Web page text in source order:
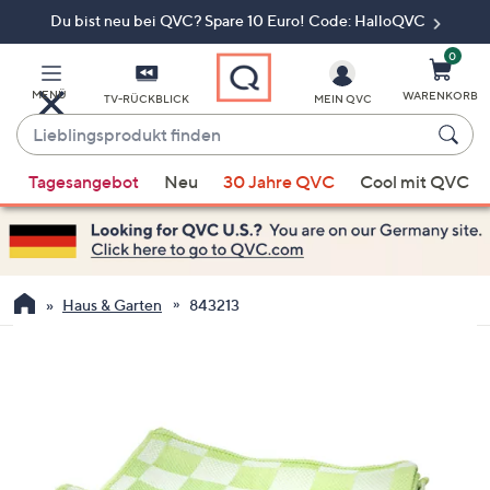
Du bist neu bei QVC? Spare 10 Euro! Code: HalloQVC
MENÜ TV-RÜCKBLICK
Lieblingsprodukt
finden
Vorschläge
verfügbar
sind,
verwenden
Sie
unten
MEIN QVC
0
WARENKORB
Tagesangebot Neu 30 Jahre QVC Cool mit QVC
Haus & Garten 843213